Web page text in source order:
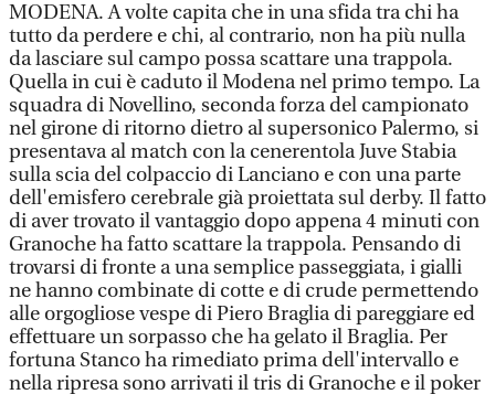
MODENA. A volte capita che in una sfida tra chi ha
tutto da perdere e chi, al contrario, non ha più nulla
da lasciare sul campo possa scattare una trappola.
Quella in cui è caduto il Modena nel primo tempo. La
squadra di Novellino, seconda forza del campionato
nel girone di ritorno dietro al supersonico Palermo, si
presentava al match con la cenerentola Juve Stabia
sulla scia del colpaccio di Lanciano e con una parte
dell'emisfero cerebrale già proiettata sul derby. Il fatto
di aver trovato il vantaggio dopo appena 4 minuti con
Granoche ha fatto scattare la trappola. Pensando di
trovarsi di fronte a una semplice passeggiata, i gialli
ne hanno combinate di cotte e di crude permettendo
alle orgogliose vespe di Piero Braglia di pareggiare ed
effettuare un sorpasso che ha gelato il Braglia. Per
fortuna Stanco ha rimediato prima dell'intervallo e
nella ripresa sono arrivati il tris di Granoche e il poker